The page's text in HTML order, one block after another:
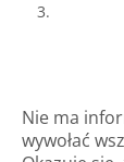
Nie ma
wywołać